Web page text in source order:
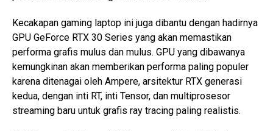
Kecakapan gaming laptop ini juga dibantu dengan hadirnya
GPU GeForce RTX 30 Series yang akan memastikan
performa grafis mulus dan mulus. GPU yang dibawanya
kemungkinan akan memberikan performa paling populer
karena ditenagai oleh Ampere, arsitektur RTX generasi
kedua, dengan inti RT, inti Tensor, dan multiprosesor
streaming baru untuk grafis ray tracing paling realistis.